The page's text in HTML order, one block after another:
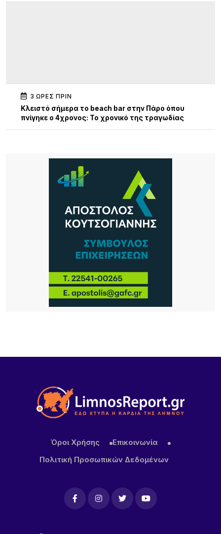
3 ΏΡΕΣ ΠΡΙΝ
Κλειστό σήμερα το beach bar στην Πάρο όπου
πνίγηκε ο 4χρονος: Το χρονικό της τραγωδίας
3 ΏΡΕΣ ΠΡΙΝ
Τρεις συλλήψεις σε Λέσβο και Κορινθία για
πρόκληση πυρκαγιών από αμέλεια
Καιρός: Ζέστη με 32 βαθμούς και ισχυροί βοριάδες
έως 7 μποφόρ σήμερα 9/8
17 ΏΡΕΣ ΠΡΙΝ
Αποκαθίσταται σταδιακά η υδροδότηση στο
Όροι Χρήσης
Επικοινωνία
Πολιτική Προσωπικών Δεδομένων